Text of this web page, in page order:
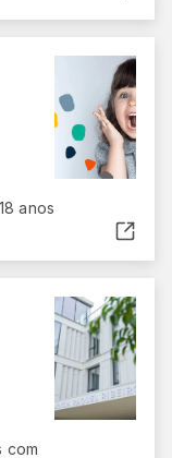
anos
com